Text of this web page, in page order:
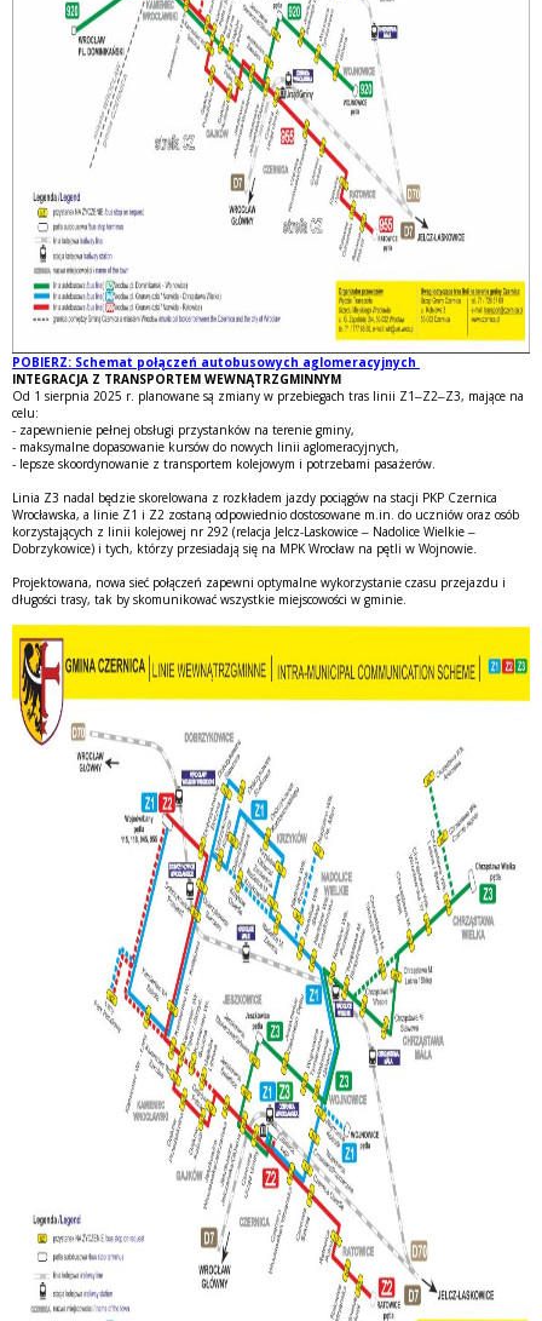
POBIERZ: Schemat połączeń autobusowych aglomeracyjnych
INTEGRACJA Z TRANSPORTEM WEWNĄTRZGMINNYM
Od 1 sierpnia 2025 r. planowane są zmiany w przebiegach tras linii Z1–Z2–Z3, mające na
celu:
- zapewnienie pełnej obsługi przystanków na terenie gminy,
- maksymalne dopasowanie kursów do nowych linii aglomeracyjnych,
- lepsze skoordynowanie z transportem kolejowym i potrzebami pasażerów.
Linia Z3 nadal będzie skorelowana z rozkładem jazdy pociągów na stacji PKP Czernica
Wrocławska, a linie Z1 i Z2 zostaną odpowiednio dostosowane m.in. do uczniów oraz osób
korzystających z linii kolejowej nr 292 (relacja Jelcz-Laskowice – Nadolice Wielkie –
Dobrzykowice) i tych, którzy przesiadają się na MPK Wrocław na pętli w Wojnowie.
Projektowana, nowa sieć połączeń zapewni optymalne wykorzystanie czasu przejazdu i
długości trasy, tak by skomunikować wszystkie miejscowości w gminie.